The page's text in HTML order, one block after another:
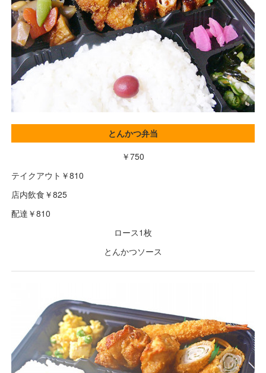
とんかつ弁当
￥750
テイクアウト￥810
店内飲食￥825
配達￥810
ロース1枚
とんかつソース